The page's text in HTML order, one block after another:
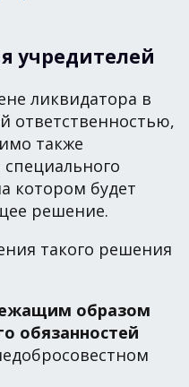
учредителей
ликвидатора в
ответственностью,
также
котором будет
решение.
такого решения
образом
обязанностей